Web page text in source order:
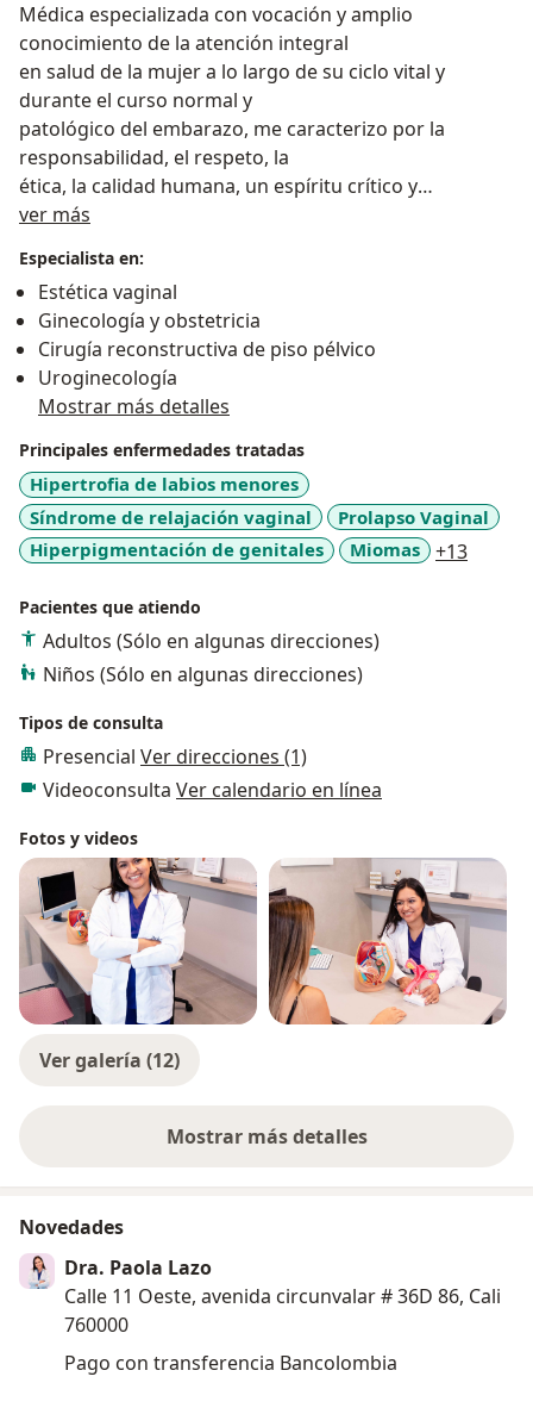
Médica especializada con vocación y amplio
conocimiento de la atención integral
en salud de la mujer a lo largo de su ciclo vital y
durante el curso normal y
patológico del embarazo, me caracterizo por la
responsabilidad, el respeto, la
ética, la calidad humana, un espíritu crítico y
comprometido.
ver más
Especialista en:
Estética vaginal
Ginecología y obstetricia
Cirugía reconstructiva de piso pélvico
Uroginecología
Mostrar más detalles
Principales enfermedades tratadas
Hipertrofia de labios menores
Síndrome de relajación vaginal
Prolapso Vaginal
Hiperpigmentación de genitales
Miomas +13
Pacientes que atiendo
Adultos (Sólo en algunas direcciones)
Niños (Sólo en algunas direcciones)
Tipos de consulta
Presencial Ver direcciones (1)
Videoconsulta Ver calendario en línea
Fotos y videos
Ver galería (12)
Mostrar más detalles
sobre la experiencia
Novedades
Dra. Paola Lazo
Calle 11 Oeste, avenida circunvalar # 36D 86, Cali
760000
Pago con transferencia Bancolombia